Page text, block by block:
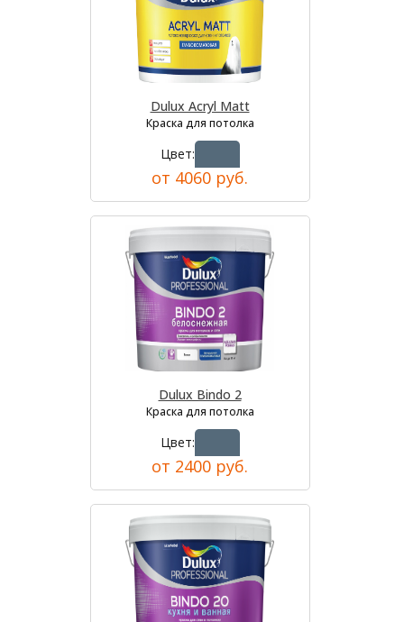
Dulux Acryl Matt
Краска для потолка
Цвет:
от 4060 руб.
Dulux Bindo 2
Краска для потолка
Цвет:
от 2400 руб.